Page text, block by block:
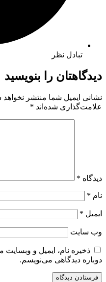
تبادل نظر
دیدگاهتان را بنویسید
نشانی ایمیل شما منتشر
علامت‌گذاری شده‌اند *
دیدگاه *
نام *
ایمیل *
وب‌ سایت
ذخیره نام، ایمیل و
دوباره دیدگاهی می‌نویسم.